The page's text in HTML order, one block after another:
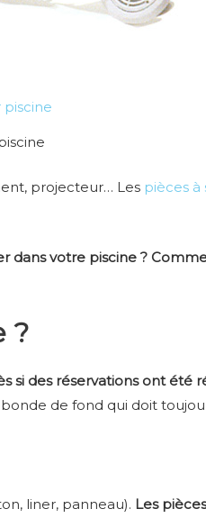
projecteur… Les pièces à
votre piscine ?
?
si des réservations ont été
de fond qui doit
liner, panneau). Les